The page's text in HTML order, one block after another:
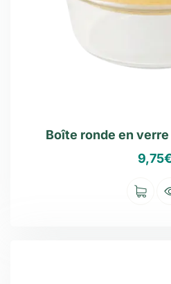
Boîte ronde en
9,75